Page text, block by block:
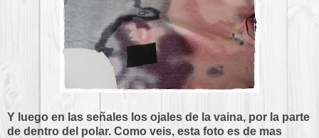
Y luego en las señales los ojales de la vaina, por la parte
de dentro del polar. Como veis, esta foto es de mas